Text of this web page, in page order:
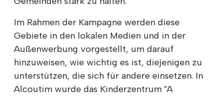
Im Rahmen der Kampagne werden diese
Gebiete in den lokalen Medien und in der
Außenwerbung vorgestellt, um darauf
hinzuweisen, wie wichtig es ist, diejenigen zu
unterstützen, die sich für andere einsetzen. In
Alcoutim wurde das Kinderzentrum "A